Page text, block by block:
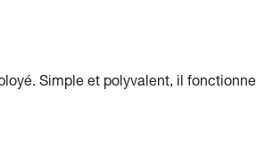
Simple et polyvalent, il